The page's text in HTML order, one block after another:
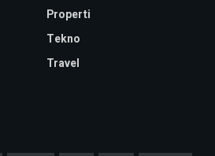
Properti
Tekno
Travel